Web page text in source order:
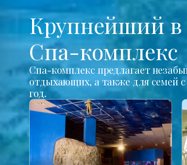
Крупнейший в
Спа-комплекс
Спа-комплекс предлагает
отдыхающих, а также для семей
год.